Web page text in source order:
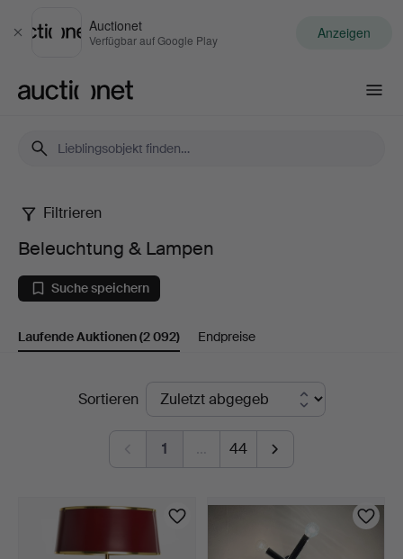
Schließen
Auctionet
Verfügbar auf Google Play Anzeigen
Beleuchtung
Lampen
Filtrieren
Beleuchtung & Lampen
Suche speichern
Laufende Auktionen(2 092) Endpreise
LaufendeSortieren
1 … 44